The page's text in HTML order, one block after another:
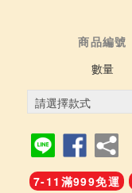
商品編號
數量
7-11滿999免運